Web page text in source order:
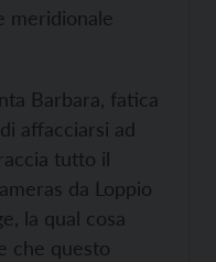
meridionale
Barbara, fatica
affacciarsi ad
tutto il
da Loppio
la qual cosa
che questo